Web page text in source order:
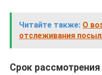
Читайте также: О
отслеживания
Срок рассмотрения